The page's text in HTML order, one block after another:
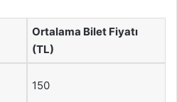
Ortalama Bilet Fiyatı
(TL)
150